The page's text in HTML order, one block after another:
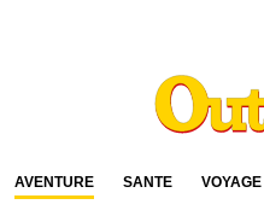
AVENTURE SANTÉ VOYAGE